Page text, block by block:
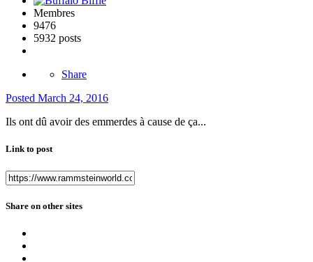
Membres
9476
5932 posts
Share
Posted March 24, 2016
Ils ont dû avoir des emmerdes à cause de ça...
Link to post
Share on other sites